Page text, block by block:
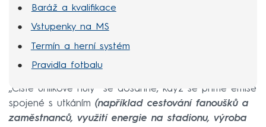
Baráž a kvalifikace
Vstupenky na MS
Termín a herní systém
Pravidla fotbalu
„Čisté uhlíkové nuly“ se dosáhne, když se přímé emise
spojené s utkáním (například cestování fanoušků a
zaměstnanců, využití energie na stadionu, výroba